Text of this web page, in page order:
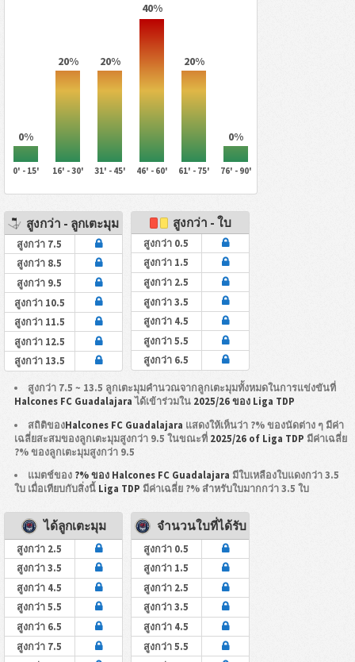
0%
20% 20%
40%
20%
0%
0' - 15' 16' - 30' 31' - 45' 46' - 60' 61' - 75' 76' - 90'
สูงกว่า - ลูกเตะมุม
สูงกว่า 7.5
สูงกว่า 8.5
สูงกว่า 9.5
สูงกว่า 10.5
สูงกว่า 11.5
สูงกว่า 12.5
สูงกว่า 13.5
สูงกว่า - ใบ
สูงกว่า 0.5
สูงกว่า 1.5
สูงกว่า 2.5
สูงกว่า 3.5
สูงกว่า 4.5
สูงกว่า 5.5
สูงกว่า 6.5
สูงกว่า 7.5 ~ 13.5 ลูกเตะมุมคำนวณจากลูกเตะมุมทั้งหมดในการแข่งขันที่
Halcones FC Guadalajara ได้เข้าร่วมใน 2025/26 ของ Liga TDP
สถิติของHalcones FC Guadalajara แสดงให้เห็นว่า ?% ของนัดต่าง ๆ มีค่า
เฉลี่ยสะสมของลูกเตะมุมสูงกว่า 9.5 ในขณะที่ 2025/26 of Liga TDP มีค่าเฉลี่ย
?% ของลูกเตะมุมสูงกว่า 9.5
แมตช์ของ ?% ของ Halcones FC Guadalajara มีใบเหลืองใบแดงกว่า 3.5
ใบ เมื่อเทียบกับสิ่งนี้ Liga TDP มีค่าเฉลี่ย ?% สำหรับใบมากกว่า 3.5 ใบ
ได้ลูกเตะมุม
สูงกว่า 2.5
สูงกว่า 3.5
สูงกว่า 4.5
สูงกว่า 5.5
สูงกว่า 6.5
สูงกว่า 7.5
จำนวนใบที่ได้รับ
สูงกว่า 0.5
สูงกว่า 1.5
สูงกว่า 2.5
สูงกว่า 3.5
สูงกว่า 4.5
สูงกว่า 5.5